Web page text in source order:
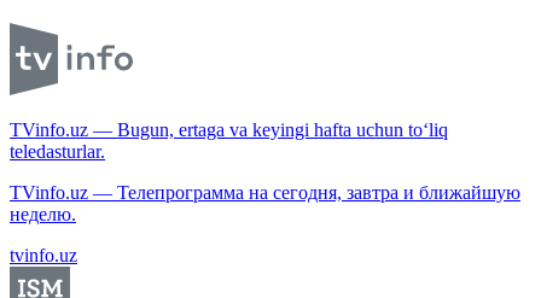
TVinfo.uz — Bugun, ertaga va keyingi hafta uchun to‘liq
teledasturlar.
TVinfo.uz — Телепрограмма на сегодня, завтра и ближайшую
неделю.
tvinfo.uz